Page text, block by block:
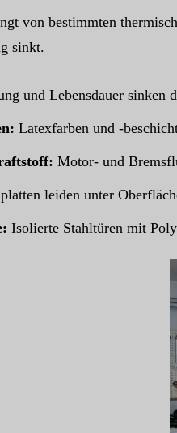
von bestimmten
sinkt.
und Lebensdauer sinken
Latexfarben und -
Motor- und
leiden unter
Isolierte Stahltüren mit